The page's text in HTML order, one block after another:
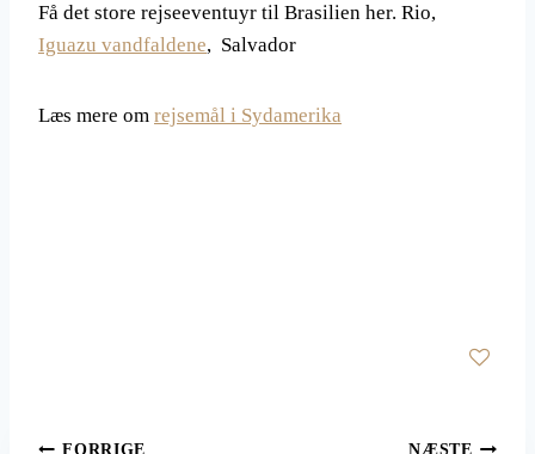
Få det store rejseeventuyr til Brasilien her. Rio,
Iguazu vandfaldene, Salvador
Læs mere om rejsemål i Sydamerika
FORRIGE NÆSTE